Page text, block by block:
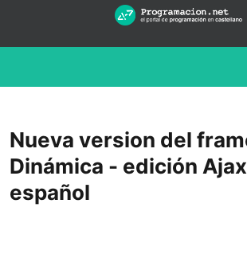
Nueva version del
Dinámica - edición
español